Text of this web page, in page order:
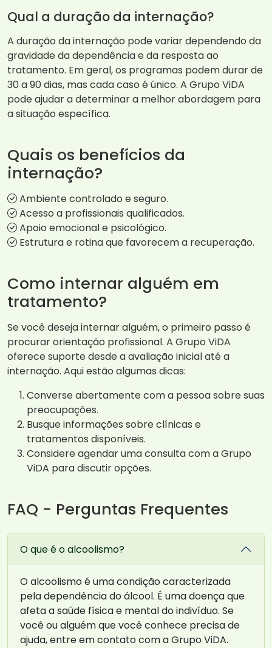
Qual a duração da internação?
A duração da internação pode variar dependendo da
gravidade da dependência e da resposta ao
tratamento. Em geral, os programas podem durar de
30 a 90 dias, mas cada caso é único. A Grupo ViDA
pode ajudar a determinar a melhor abordagem para
a situação específica.
Quais os benefícios da
internação?
Ambiente controlado e seguro.
Acesso a profissionais qualificados.
Apoio emocional e psicológico.
Estrutura e rotina que favorecem a recuperação.
Como internar alguém em
tratamento?
Se você deseja internar alguém, o primeiro passo é
procurar orientação profissional. A Grupo ViDA
oferece suporte desde a avaliação inicial até a
internação. Aqui estão algumas dicas:
Converse abertamente com a pessoa sobre suas
preocupações.
Busque informações sobre clínicas e
tratamentos disponíveis.
Considere agendar uma consulta com a Grupo
ViDA para discutir opções.
FAQ - Perguntas Frequentes
O que é o alcoolismo?
O alcoolismo é uma condição caracterizada
pela dependência do álcool. É uma doença que
afeta a saúde física e mental do indivíduo. Se
você ou alguém que você conhece precisa de
ajuda, entre em contato com a Grupo ViDA.